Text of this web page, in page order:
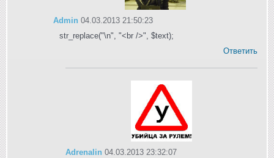
Admin 04.03.2013 21:50:23
str_replace("\n", "<br />", $text);
Ответить
Adrenalin 04.03.2013 23:32:07